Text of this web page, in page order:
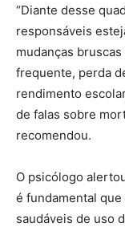
“Diante desse
responsáveis
mudanças
frequente, perda
rendimento
de falas sobre
recomendou.
O psicólogo
é fundamental
saudáveis de uso